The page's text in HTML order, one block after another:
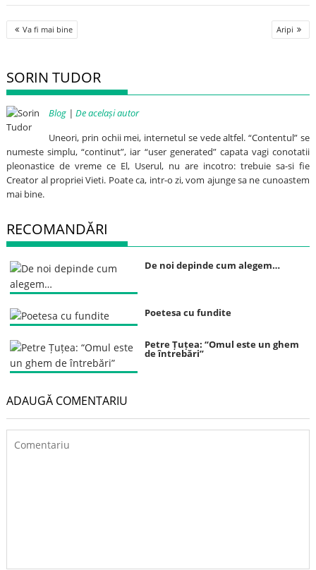
Post
navigation
Va fi mai bine Aripi
SORIN TUDOR
Blog |De același autor
Uneori, prin ochii mei, internetul se vede altfel. “Contentul” se
numeste simplu, “continut”, iar “user generated” capata vagi conotatii
pleonastice de vreme ce El, Userul, nu are incotro: trebuie sa-si fie
Creator al propriei Vieti. Poate ca, intr-o zi, vom ajunge sa ne cunoastem
mai bine.
RECOMANDĂRI
De noi depinde cum alegem…
Poetesa cu fundite
Petre Țuțea: “Omul este un ghem
de întrebări”
ADAUGĂ COMENTARIU